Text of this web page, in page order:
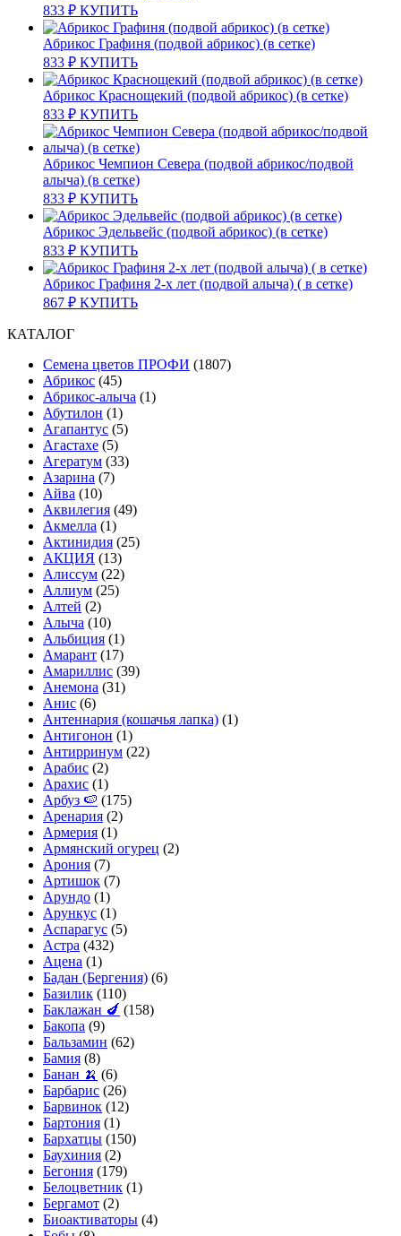
833 ₽ КУПИТЬ
Абрикос Графиня (подвой абрикос) (в сетке)
833 ₽ КУПИТЬ
Абрикос Краснощекий (подвой абрикос) (в сетке)
833 ₽ КУПИТЬ
Абрикос Чемпион Севера (подвой абрикос/подвой
алыча) (в сетке)
833 ₽ КУПИТЬ
Абрикос Эдельвейс (подвой абрикос) (в сетке)
833 ₽ КУПИТЬ
Абрикос Графиня 2-х лет (подвой алыча) ( в сетке)
867 ₽ КУПИТЬ
КАТАЛОГ
Cемена цветов ПРОФИ (1807)
Абрикос (45)
Абрикос-алыча (1)
Абутилон (1)
Агапантус (5)
Агастахе (5)
Агератум (33)
Азарина (7)
Айва (10)
Аквилегия (49)
Акмелла (1)
Актинидия (25)
АКЦИЯ (13)
Алиссум (22)
Аллиум (25)
Алтей (2)
Алыча (10)
Альбиция (1)
Амарант (17)
Амариллис (39)
Анемона (31)
Анис (6)
Антеннария (кошачья лапка) (1)
Антигонон (1)
Антирринум (22)
Арабис (2)
Арахис (1)
Арбуз 🍉 (175)
Аренария (2)
Армерия (1)
Армянский огурец (2)
Арония (7)
Артишок (7)
Арундо (1)
Арункус (1)
Аспарагус (5)
Астра (432)
Ацена (1)
Бадан (Бергения) (6)
Базилик (110)
Баклажан 🍆 (158)
Бакопа (9)
Бальзамин (62)
Бамия (8)
Банан 🍌 (6)
Барбарис (26)
Барвинок (12)
Бартония (1)
Бархатцы (150)
Баухиния (2)
Бегония (179)
Белоцветник (1)
Бергамот (2)
Биоактиваторы (4)